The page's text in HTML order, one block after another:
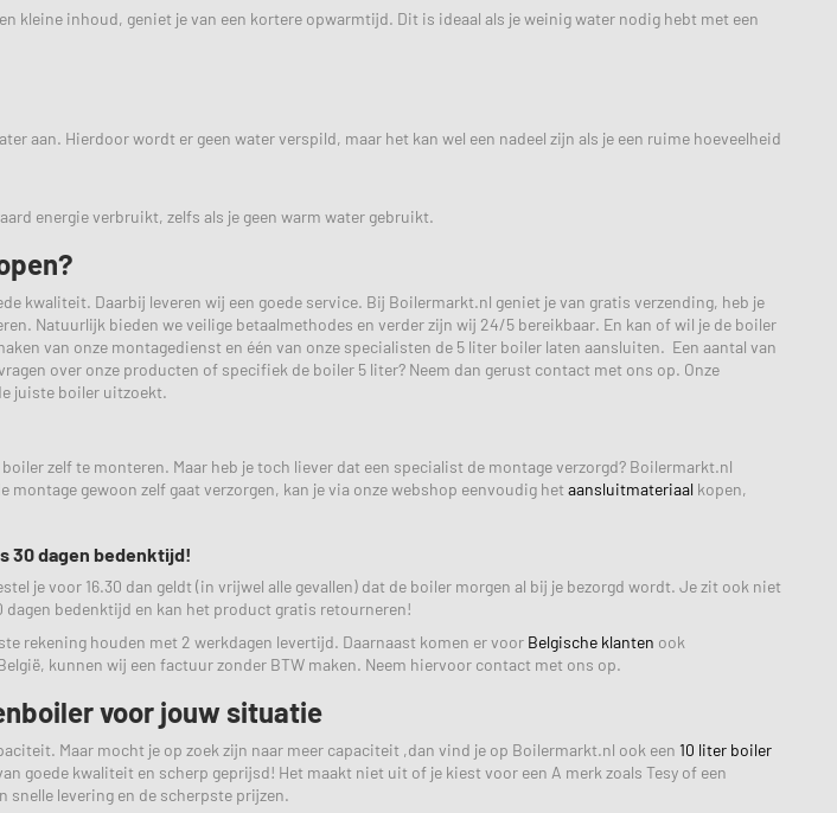
kleine inhoud, geniet je van een kortere opwarmtijd. Dit is ideaal als je weinig water nodig hebt met een
aan. Hierdoor wordt er geen water verspild, maar het kan wel een nadeel zijn als je een ruime hoeveelheid
energie verbruikt, zelfs als je geen warm water gebruikt.
kwaliteit. Daarbij leveren wij een goede service. Bij Boilermarkt.nl geniet je van gratis verzending, heb je
Natuurlijk bieden we veilige betaalmethodes en verder zijn wij 24/5 bereikbaar. En kan of wil je de boiler
van onze montagedienst en één van onze specialisten de 5 liter boiler laten aansluiten. Een aantal van
over onze producten of specifiek de boiler 5 liter? Neem dan gerust contact met ons op. Onze
juiste boiler uitzoekt.
zelf te monteren. Maar heb je toch liever dat een specialist de montage verzorgd? Boilermarkt.nl
montage gewoon zelf gaat verzorgen, kan je via onze webshop eenvoudig het aansluitmateriaal kopen,
30 dagen bedenktijd!
je voor 16.30 dan geldt (in vrijwel alle gevallen) dat de boiler morgen al bij je bezorgd wordt. Je zit ook niet
bedenktijd en kan het product gratis retourneren!
rekening houden met 2 werkdagen levertijd. Daarnaast komen er voor Belgische klanten ook
kunnen wij een factuur zonder BTW maken. Neem hiervoor contact met ons op.
voor jouw situatie
Maar mocht je op zoek zijn naar meer capaciteit ,dan vind je op Boilermarkt.nl ook een 10 liter boiler
goede kwaliteit en scherp geprijsd! Het maakt niet uit of je kiest voor een A merk zoals Tesy of een
snelle levering en de scherpste prijzen.